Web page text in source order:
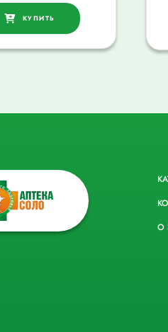
КУПИТЬ
О